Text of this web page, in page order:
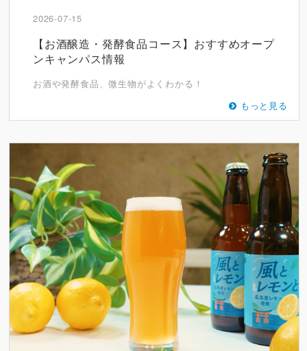
2026-07-15
【お酒醸造・発酵食品コース】おすすめオープ
ンキャンパス情報
お酒や発酵食品、微生物がよくわかる！
もっと見る